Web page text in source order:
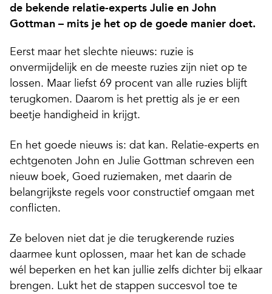
de bekende relatie-experts Julie en John
Gottman – mits je het op de goede manier doet.
Eerst maar het slechte nieuws: ruzie is
onvermijdelijk en de meeste ruzies zijn niet op te
lossen. Maar liefst 69 procent van alle ruzies blijft
terugkomen. Daarom is het prettig als je er een
beetje handigheid in krijgt.
En het goede nieuws is: dat kan. Relatie-experts en
echtgenoten John en Julie Gottman schreven een
nieuw boek, Goed ruziemaken, met daarin de
belangrijkste regels voor constructief omgaan met
conflicten.
Ze beloven niet dat je die terugkerende ruzies
daarmee kunt oplossen, maar het kan de schade
wél beperken en het kan jullie zelfs dichter bij elkaar
brengen. Lukt het de stappen succesvol toe te